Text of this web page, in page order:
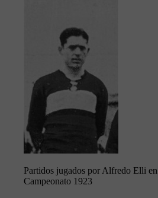
Partidos jugados por Alfredo Elli en
Campeonato 1923